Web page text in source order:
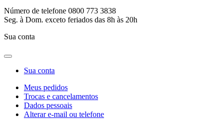
Número de telefone 0800 773 3838
Seg. à Dom. exceto feriados das 8h às 20h
Sua conta
Sua conta
Meus pedidos
Trocas e cancelamentos
Dados pessoais
Alterar e-mail ou telefone